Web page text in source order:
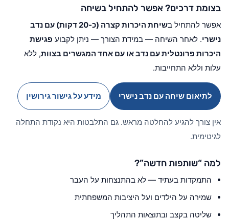
בצומת דרכים? אפשר להתחיל בשיחה
אפשר להתחיל ב
שיחת היכרות קצרה (כ-20 דקות) עם נדב
נישרי. לאחר השיחה — במידת הצורך — ניתן לקבוע פגישת
היכרות פרונטלית עם נדב או עם אחד המגשרים בצוות, ללא
עלות וללא התחייבות.
לתיאום שיחה עם נדב נישרי מידע על גישור גירושין
אין צורך להגיע להחלטה מראש. גם התלבטות היא נקודת התחלה
לגיטימית.
למה “שותפות חדשה”?
התמקדות בעתיד — לא בהתנצחות על העבר
שמירה על הילדים ועל היציבות המשפחתית
שליטה בקצב ובתוצאות התהליך